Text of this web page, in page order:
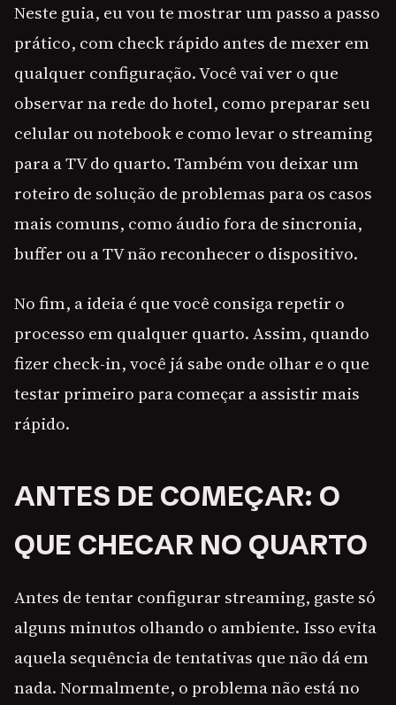
Neste guia, eu vou te mostrar um passo a passo
prático, com check rápido antes de mexer em
qualquer configuração. Você vai ver o que
observar na rede do hotel, como preparar seu
celular ou notebook e como levar o streaming
para a TV do quarto. Também vou deixar um
roteiro de solução de problemas para os casos
mais comuns, como áudio fora de sincronia,
buffer ou a TV não reconhecer o dispositivo.
No fim, a ideia é que você consiga repetir o
processo em qualquer quarto. Assim, quando
fizer check-in, você já sabe onde olhar e o que
testar primeiro para começar a assistir mais
rápido.
ANTES DE COMEÇAR: O
QUE CHECAR NO QUARTO
Antes de tentar configurar streaming, gaste só
alguns minutos olhando o ambiente. Isso evita
aquela sequência de tentativas que não dá em
nada. Normalmente, o problema não está no